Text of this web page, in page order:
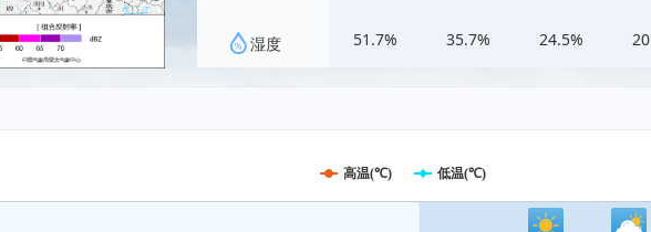
湿度 51.7% 35.7% 24.5%
高温(℃) 低温(℃)